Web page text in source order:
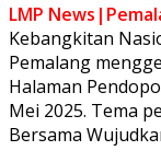
LMP
Kebangkitan
Pemalang
Halaman
Mei 2025. Tema
Bersama